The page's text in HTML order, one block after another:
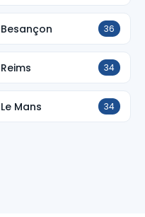
Besançon 36
Reims 34
Le Mans 34